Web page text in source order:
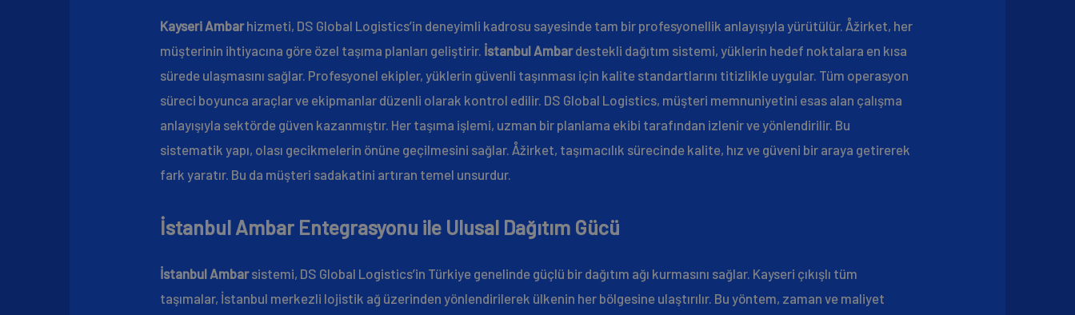
Kayseri Ambarhizmeti, DS Global Logistics’in deneyimli kadrosu sayesinde tam bir profesyonellik anlayışıyla yürütülür. Åžirket, her
müşterinin ihtiyacına göre özel taşıma planları geliştirir. İstanbul Ambardestekli dağıtım sistemi, yüklerin hedef noktalara en kısa
sürede ulaşmasını sağlar. Profesyonel ekipler, yüklerin güvenli taşınması için kalite standartlarını titizlikle uygular. Tüm operasyon
süreci boyunca araçlar ve ekipmanlar düzenli olarak kontrol edilir. DS Global Logistics, müşteri memnuniyetini esas alan çalışma
anlayışıyla sektörde güven kazanmıştır. Her taşıma işlemi, uzman bir planlama ekibi tarafından izlenir ve yönlendirilir. Bu
sistematik yapı, olası gecikmelerin önüne geçilmesini sağlar. Åžirket, taşımacılık sürecinde kalite, hız ve güveni bir araya getirerek
fark yaratır. Bu da müşteri sadakatini artıran temel unsurdur.
İstanbul Ambar Entegrasyonu ile Ulusal Dağıtım Gücü
İstanbul Ambarsistemi, DS Global Logistics’in Türkiye genelinde güçlü bir dağıtım ağı kurmasını sağlar. Kayseri çıkışlı tüm
taşımalar, İstanbul merkezli lojistik ağ üzerinden yönlendirilerek ülkenin her bölgesine ulaştırılır. Bu yöntem, zaman ve maliyet